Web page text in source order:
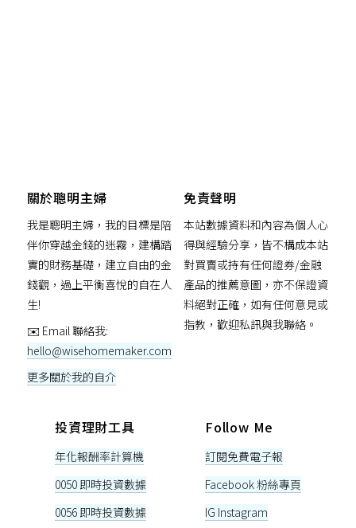
關於聰明主婦
我是聰明主婦，我的目標是陪
伴你穿越金錢的迷霧，建構踏
實的財務基礎，建立自由的金
錢觀，過上平衡喜悅的自在人
生!
✉️ Email 聯絡我:
hello@wisehomemaker.com
更多關於我的自介
免責聲明
本站數據資料和內容為個人心
得與經驗分享，皆不構成本站
對買賣或持有任何證券/金融
產品的推薦意圖，亦不保證資
料絕對正確，如有任何意見或
指教，歡迎私訊與我聯絡。
投資理財工具
年化報酬率計算機
0050 即時投資數據
0056 即時投資數據
Follow Me
訂閱免費電子報
Facebook 粉絲專頁
IG Instagram